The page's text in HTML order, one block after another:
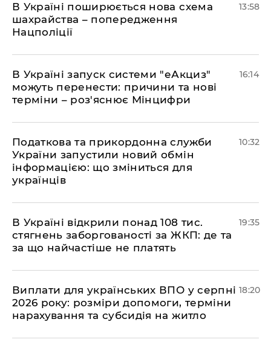
В Україні поширюється нова схема
шахрайства – попередження
Нацполіції
13:58
​В Україні запуск системи "еАкциз"
можуть перенести: причини та нові
терміни – роз'яснює Мінцифри
16:14
Податкова та прикордонна служби
України запустили новий обмін
інформацією: що зміниться для
українців
10:32
В Україні відкрили понад 108 тис.
стягнень заборгованості за ЖКП: де та
за що найчастіше не платять
19:35
Виплати для українських ВПО у серпні
2026 року: розміри допомоги, терміни
нарахування та субсидія на житло
18:20